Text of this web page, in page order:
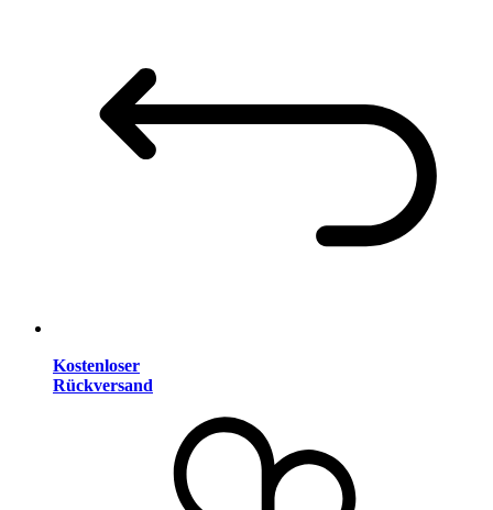
Kostenloser
Rückversand